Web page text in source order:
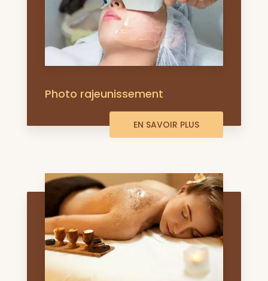
Photo rajeunissement
EN SAVOIR PLUS